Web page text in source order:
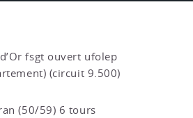
fsgt ouvert ufolep
(circuit 9.500)
(50/59) 6 tours